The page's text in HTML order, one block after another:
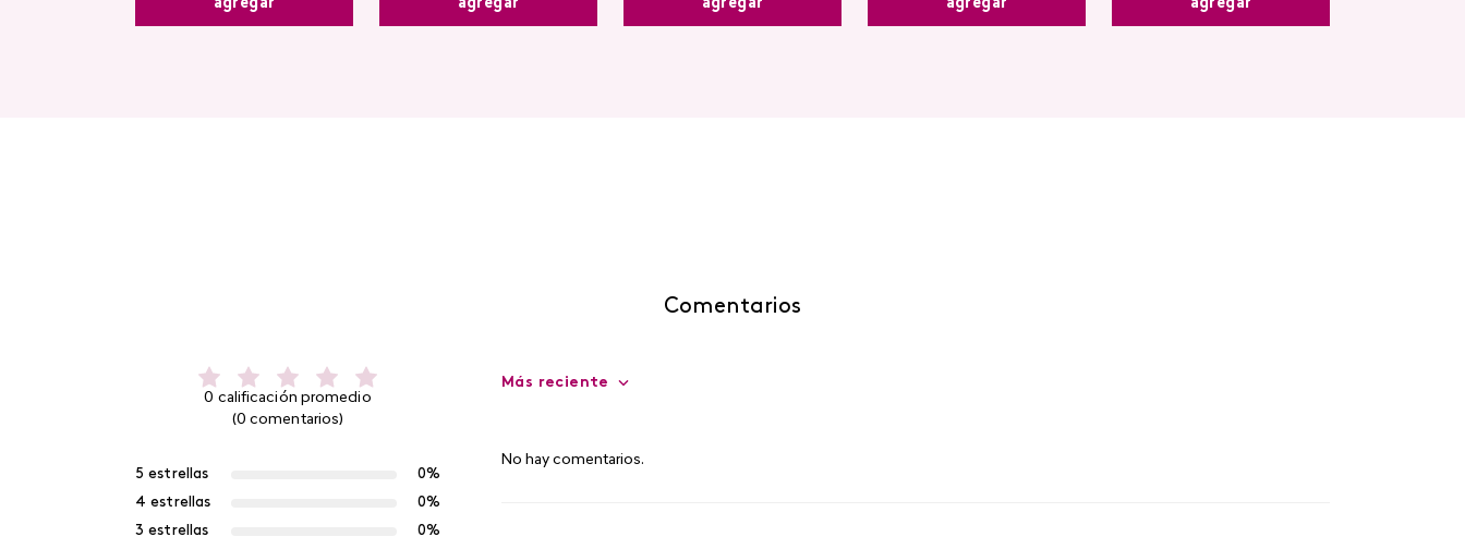
agregar agregar agregar agregar agregar
Comentarios
0 calificación promedio
(0 comentarios)
5 estrellas
0%
4 estrellas
0%
3 estrellas
0%
Más reciente
No hay comentarios.